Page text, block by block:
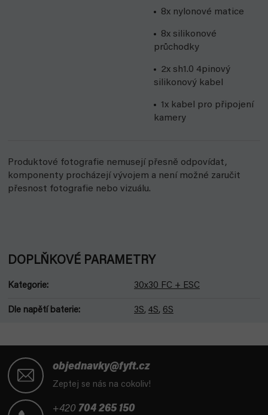
8x nylonové matice
8x silikonové
průchodky
2x sh1.0 4pinový
silikonový kabel
1x kabel pro připojení
kamery
Produktové fotografie nemusejí přesně odpovídat,
komponenty procházejí vývojem a není možné zaručit
přesnost fotografie nebo vizuálu.
DOPLŇKOVÉ PARAMETRY
Kategorie: 30x30 FC + ESC
Dle napětí baterie: 3S, 4S, 6S
objednavky@fyft.cz
Zeptej se nás na cokoliv!
+420 704 265 150